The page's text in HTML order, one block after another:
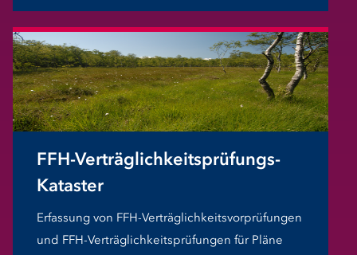
FFH-Verträglichkeitsprüfungs-
Kataster
Erfassung von FFH-Verträglichkeitsvorprüfungen
und FFH-Verträglichkeitsprüfungen für Pläne